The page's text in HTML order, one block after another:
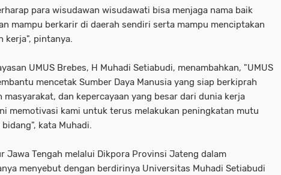
para wisudawan wisudawati bisa menjaga nama baik
mampu berkarir di daerah sendiri serta mampu menciptakan
kerja", pintanya.
UMUS Brebes, H Muhadi Setiabudi, menambahkan, "UMUS
mencetak Sumber Daya Manusia yang siap berkiprah
masyarakat, dan kepercayaan yang besar dari dunia kerja
memotivasi kami untuk terus melakukan peningkatan mutu
kata Muhadi.
Jawa Tengah melalui Dikpora Provinsi Jateng dalam
menyebut dengan berdirinya Universitas Muhadi Setiabudi